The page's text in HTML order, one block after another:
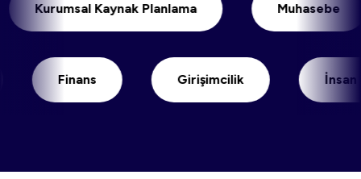
Kurumsal Kaynak Planlama
Finans Girişimcilik İnsan